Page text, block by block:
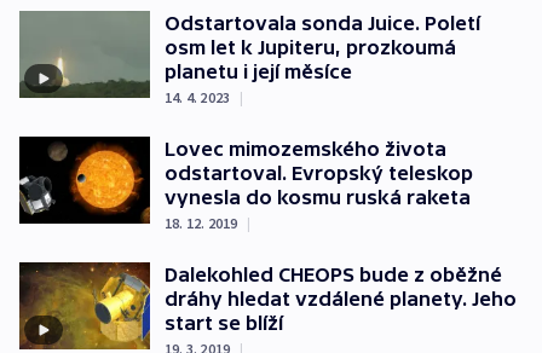
Odstartovala sonda Juice. Poletí
osm let k Jupiteru, prozkoumá
planetu i její měsíce
14. 4. 2023 |
Lovec mimozemského života
odstartoval. Evropský teleskop
vynesla do kosmu ruská raketa
18. 12. 2019 |
Dalekohled CHEOPS bude z oběžné
dráhy hledat vzdálené planety. Jeho
start se blíží
19. 3. 2019 |